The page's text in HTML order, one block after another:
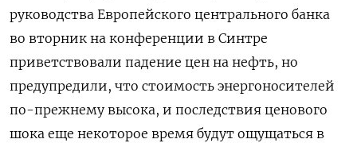
руководства Европейского центрального банка
во вторник на конференции в Синтре
приветствовали падение цен на нефть, но
предупредили, что стоимость энергоносителей
по-прежнему высока, и последствия ценового
‌шока еще некоторое время будут ощущаться в